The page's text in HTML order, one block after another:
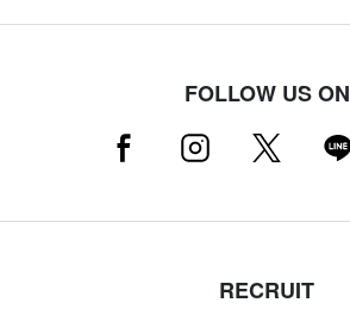
FOLLOW US ON
RECRUIT